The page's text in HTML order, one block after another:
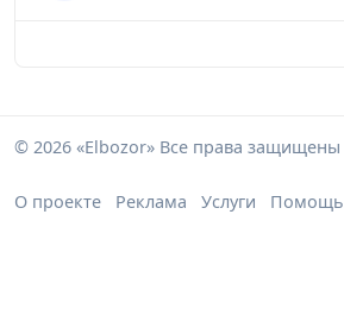
© 2026 «Elbozor» Все права защищены
О проекте Реклама Услуги Помощь